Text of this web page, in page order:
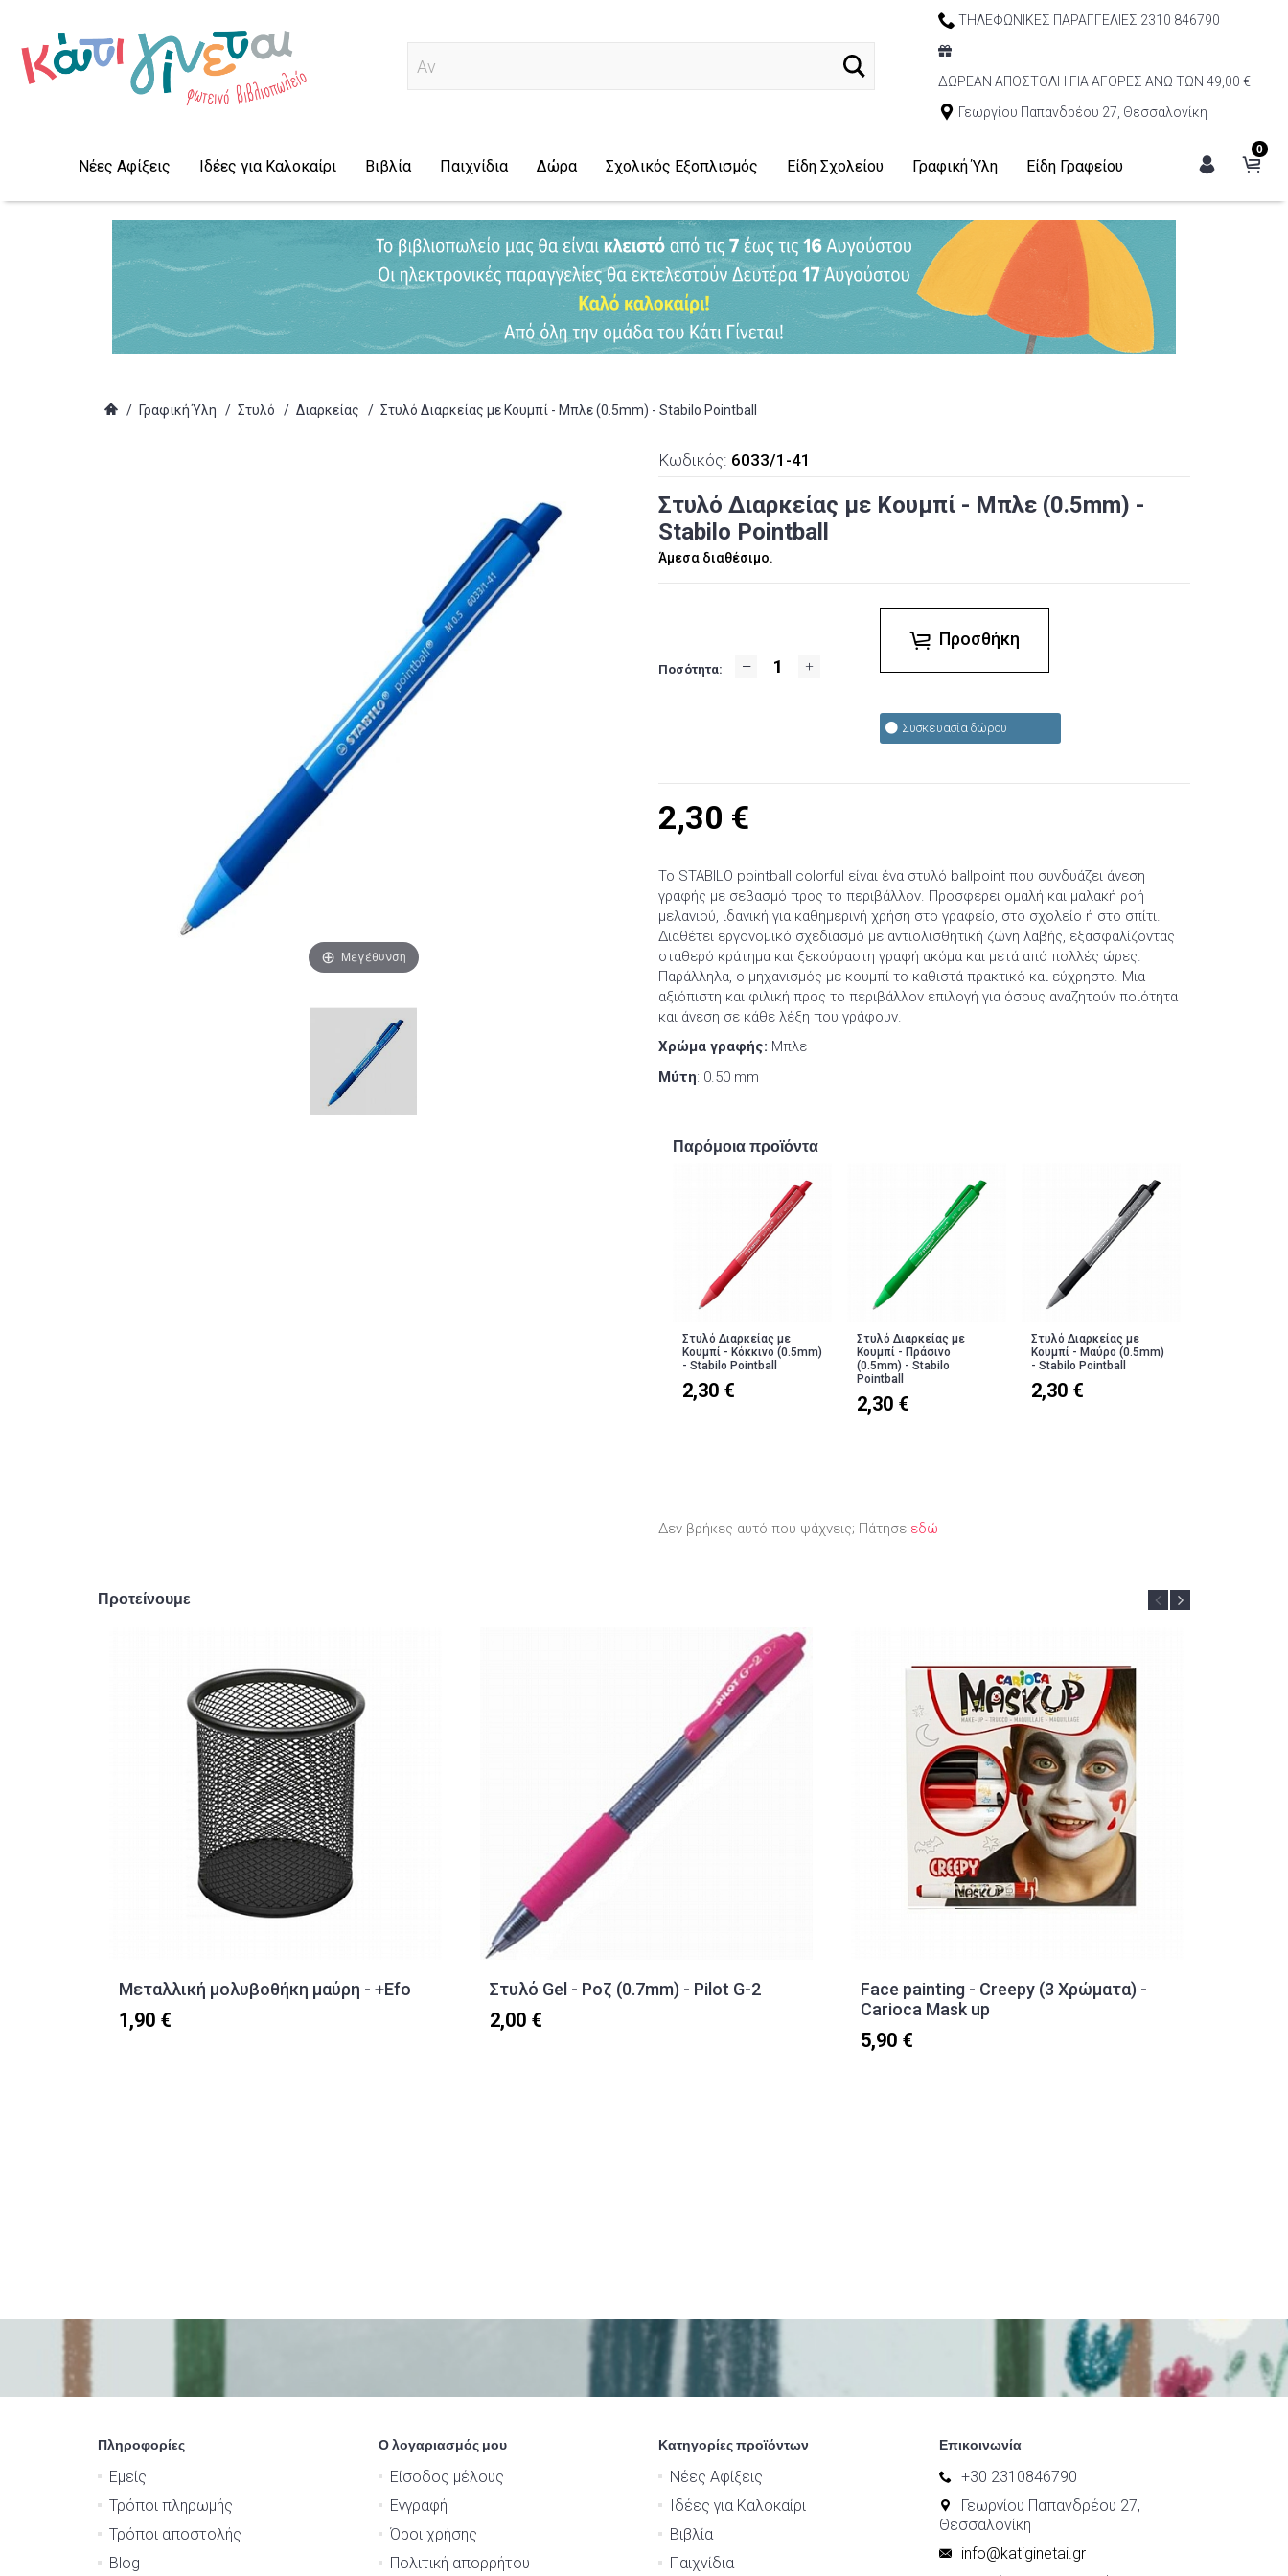
Αναζήτηση..
ΤΗΛΕΦΩΝΙΚΕΣ ΠΑΡΑΓΓΕΛΙΕΣ 2310 846790
ΔΩΡΕΑΝ ΑΠΟΣΤΟΛΗ ΓΙΑ ΑΓΟΡΕΣ ΑΝΩ ΤΩΝ 49,00 €
Γεωργίου Παπανδρέου 27, Θεσσαλονίκη
0
Νέες Αφίξεις Ιδέες για Καλοκαίρι Βιβλία Παιχνίδια Δώρα Σχολικός Εξοπλισμός Είδη Σχολείου Γραφική Ύλη Είδη Γραφείου
/ Γραφική Ύλη / Στυλό / Διαρκείας / Στυλό Διαρκείας με Κουμπί - Μπλε (0.5mm) - Stabilo Pointball
Μεγέθυνση
Κωδικός: 6033/1-41
Στυλό Διαρκείας με Κουμπί - Μπλε (0.5mm) -
Stabilo Pointball
Άμεσα διαθέσιμο.
Ποσότητα:
Προσθήκη
Συσκευασία δώρου
2,30 €
Το STABILO pointball colorful είναι ένα στυλό ballpoint που συνδυάζει άνεση
γραφής με σεβασμό προς το περιβάλλον. Προσφέρει ομαλή και μαλακή ροή
μελανιού, ιδανική για καθημερινή χρήση στο γραφείο, στο σχολείο ή στο σπίτι.
Διαθέτει εργονομικό σχεδιασμό με αντιολισθητική ζώνη λαβής, εξασφαλίζοντας
σταθερό κράτημα και ξεκούραστη γραφή ακόμα και μετά από πολλές ώρες.
Παράλληλα, ο μηχανισμός με κουμπί το καθιστά πρακτικό και εύχρηστο. Μια
αξιόπιστη και φιλική προς το περιβάλλον επιλογή για όσους αναζητούν ποιότητα
και άνεση σε κάθε λέξη που γράφουν.
Χρώμα γραφής: Μπλε
Μύτη: 0.50 mm
Παρόμοια προϊόντα
Στυλό Διαρκείας με
Κουμπί - Κόκκινο (0.5mm)
- Stabilo Pointball
2,30 €
Στυλό Διαρκείας με
Κουμπί - Πράσινο
(0.5mm) - Stabilo
Pointball
2,30 €
Στυλό Διαρκείας με
Κουμπί - Μαύρο (0.5mm)
- Stabilo Pointball
2,30 €
Δεν βρήκες αυτό που ψάχνεις; Πάτησε εδώ
Προτείνουμε
Μεταλλική μολυβοθήκη μαύρη - +Efo
1,90 €
Στυλό Gel - Ροζ (0.7mm) - Pilot G-2
2,00 €
Face painting - Creepy (3 Χρώματα) -
Carioca Mask up
5,90 €
Πληροφορίες
Εμείς
Τρόποι πληρωμής
Τρόποι αποστολής
Blog
Ο λογαριασμός μου
Είσοδος μέλους
Εγγραφή
Όροι χρήσης
Πολιτική απορρήτου
Κατηγορίες προϊόντων
Νέες Αφίξεις
Ιδέες για Καλοκαίρι
Βιβλία
Παιχνίδια
Επικοινωνία
+30 2310846790
Γεωργίου Παπανδρέου 27,
Θεσσαλονίκη
info@katiginetai.gr